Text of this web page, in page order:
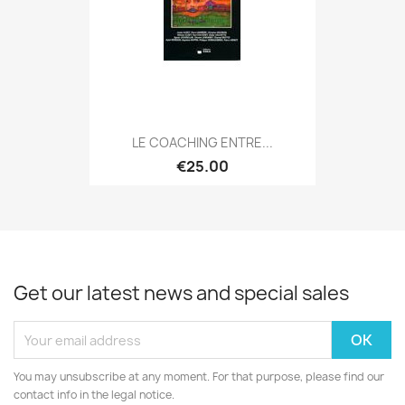
LE COACHING ENTRE...
€25.00
Get our latest news and special sales
You may unsubscribe at any moment. For that purpose, please find our
contact info in the legal notice.